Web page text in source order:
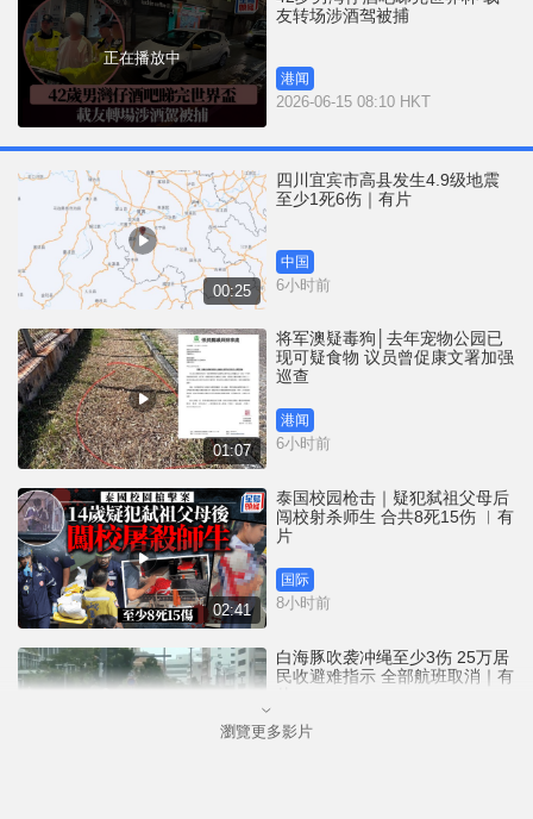
正在播放中
友转场涉酒驾被捕
港闻
2026-06-15 08:10 HKT
00:25
四川宜宾市高县发生4.9级地震
至少1死6伤｜有片
中国
6小时前
01:07
将军澳疑毒狗│去年宠物公园已
现可疑食物 议员曾促康文署加强
巡查
港闻
6小时前
02:41
泰国校园枪击｜疑犯弑祖父母后
闯校射杀师生 合共8死15伤 ︱有
片
国际
8小时前
白海豚吹袭冲绳至少3伤 25万居
民收避难指示 全部航班取消｜有
国际
瀏覽更多影片